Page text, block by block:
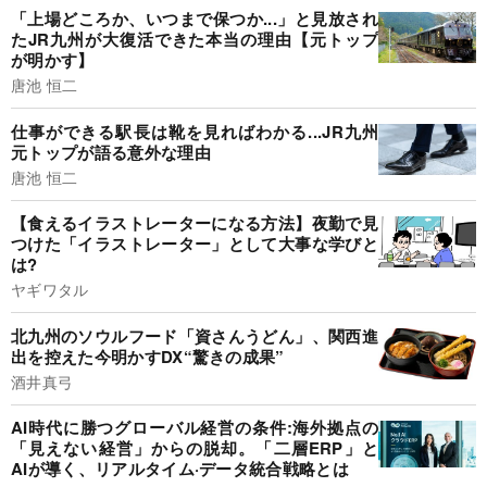
「上場どころか、いつまで保つか...」と見放され
たJR九州が大復活できた本当の理由【元トップ
が明かす】
唐池 恒二
仕事ができる駅長は靴を見ればわかる...JR九州
元トップが語る意外な理由
唐池 恒二
【食えるイラストレーターになる方法】夜勤で見
つけた「イラストレーター」として大事な学びと
は?
ヤギワタル
北九州のソウルフード「資さんうどん」、関西進
出を控えた今明かすDX“驚きの成果”
酒井真弓
AI時代に勝つグローバル経営の条件:海外拠点の
「見えない経営」からの脱却。「二層ERP」と
AIが導く、リアルタイム·データ統合戦略とは